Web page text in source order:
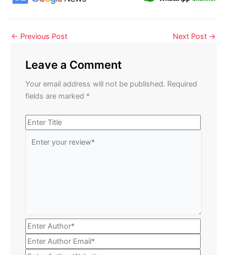
← Previous Post Next Post →
Leave a Comment
Your email address will not be published. Required
fields are marked *